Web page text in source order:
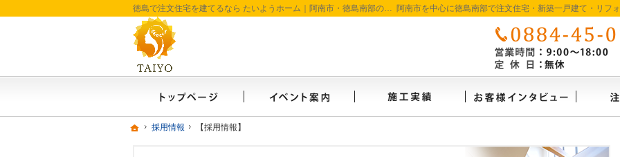
ホーム
採用情報 【採用情報】
徳島で注文住宅を建てるなら たいようホーム｜阿南市・徳島南部の地域密着工務店
ホーム
採用情報 【採用情報】